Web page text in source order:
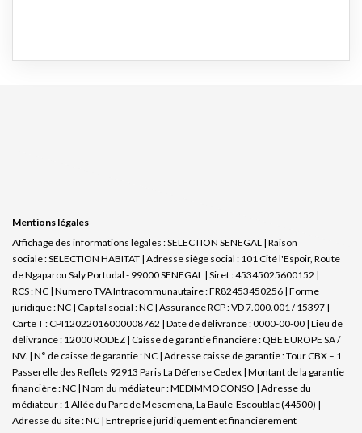
Mentions légales
Affichage des informations légales : SELECTION SENEGAL | Raison
sociale : SELECTION HABITAT | Adresse siège social : 101 Cité l'Espoir, Route
de Ngaparou Saly Portudal - 99000 SENEGAL | Siret : 45345025600152 |
RCS : NC | Numero TVA Intracommunautaire : FR82453450256 | Forme
juridique : NC | Capital social : NC | Assurance RCP : VD 7.000.001 / 15397 |
Carte T : CPI12022016000008762 | Date de délivrance : 0000-00-00 | Lieu de
délivrance : 12000 RODEZ | Caisse de garantie financière : QBE EUROPE SA /
NV. | N° de caisse de garantie : NC | Adresse caisse de garantie : Tour CBX – 1
Passerelle des Reflets 92913 Paris La Défense Cedex | Montant de la garantie
financière : NC | Nom du médiateur : MEDIMMOCONSO | Adresse du
médiateur : 1 Allée du Parc de Mesemena, La Baule-Escoublac (44500) |
Adresse du site : NC | Entreprise juridiquement et financièrement